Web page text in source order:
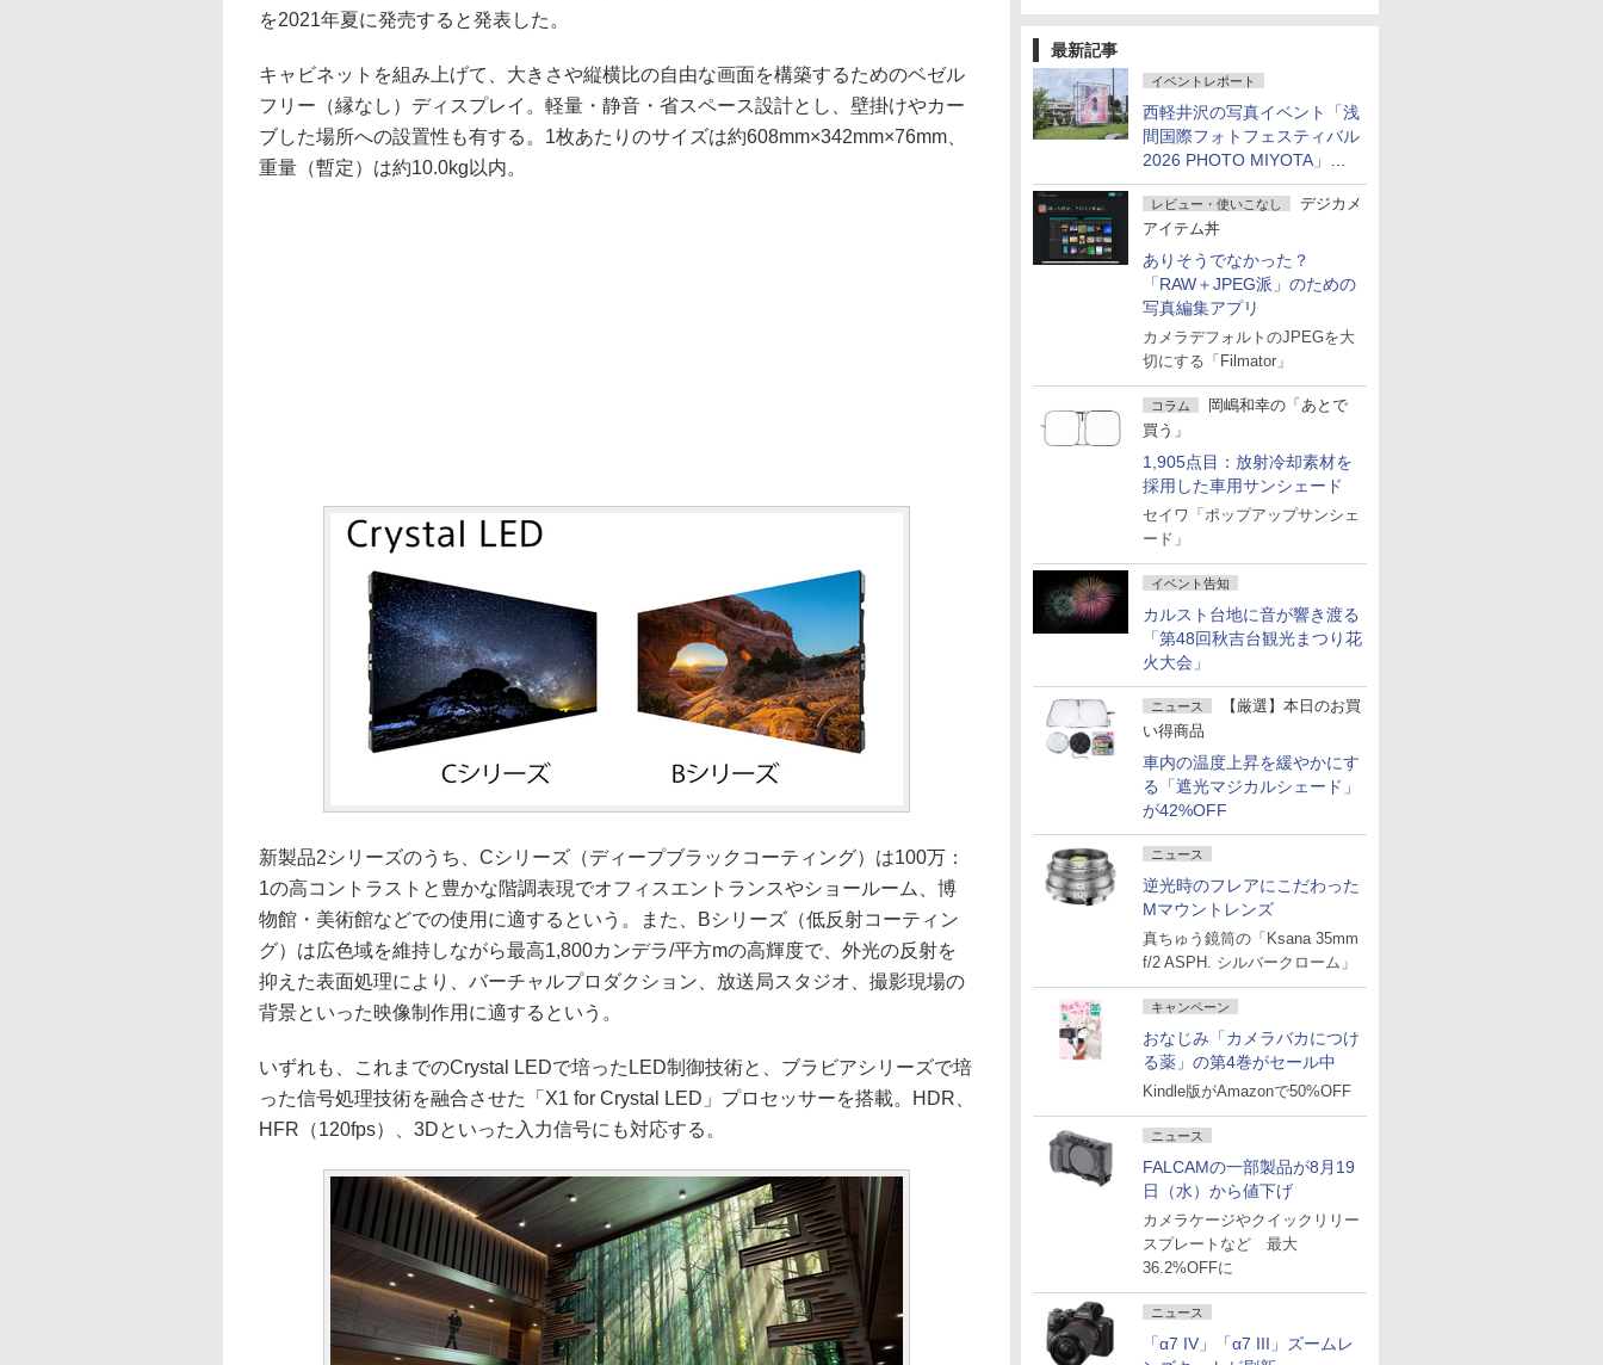
最新記事
イベントレポート
西軽井沢の写真イベント「浅
間国際フォトフェスティバル
2026 PHOTO MIYOTA」が
開幕
レビュー・使いこなし
デジカメ
アイテム丼
ありそうでなかった？
「RAW＋JPEG派」のための
写真編集アプリ
カメラデフォルトのJPEGを大
切にする「Filmator」
コラム
岡嶋和幸の「あとで
買う」
1,905点目：放射冷却素材を
採用した車用サンシェード
セイワ「ポップアップサンシェ
ード」
イベント告知
カルスト台地に音が響き渡る
「第48回秋吉台観光まつり花
火大会」
ニュース
【厳選】本日のお買
い得商品
車内の温度上昇を緩やかにす
る「遮光マジカルシェード」
が42%OFF
ニュース
逆光時のフレアにこだわった
Mマウントレンズ
真ちゅう鏡筒の「Ksana 35mm
f/2 ASPH. シルバークローム」
キャンペーン
おなじみ「カメラバカにつけ
る薬」の第4巻がセール中
Kindle版がAmazonで50%OFF
ニュース
FALCAMの一部製品が8月19
日（水）から値下げ
カメラケージやクイックリリー
スプレートなど 最大
36.2%OFFに
ニュース
「α7 IV」「α7 III」ズームレ
を2021年夏に発売すると発表した。
キャビネットを組み上げて、大きさや縦横比の自由な画面を構築するためのベゼル
フリー（縁なし）ディスプレイ。軽量・静音・省スペース設計とし、壁掛けやカー
ブした場所への設置性も有する。1枚あたりのサイズは約608mm×342mm×76mm、
重量（暫定）は約10.0kg以内。
新製品2シリーズのうち、Cシリーズ（ディープブラックコーティング）は100万：
1の高コントラストと豊かな階調表現でオフィスエントランスやショールーム、博
物館・美術館などでの使用に適するという。また、Bシリーズ（低反射コーティン
グ）は広色域を維持しながら最高1,800カンデラ/平方mの高輝度で、外光の反射を
抑えた表面処理により、バーチャルプロダクション、放送局スタジオ、撮影現場の
背景といった映像制作用に適するという。
いずれも、これまでのCrystal LEDで培ったLED制御技術と、ブラビアシリーズで培
った信号処理技術を融合させた「X1 for Crystal LED」プロセッサーを搭載。HDR、
HFR（120fps）、3Dといった入力信号にも対応する。